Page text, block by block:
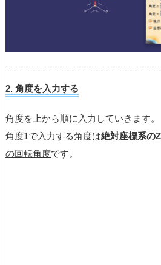
2. 角度を入力する
角度を上から順に入力していきます。
角度1で入力する角度は絶対座標系の
の回転角度です。